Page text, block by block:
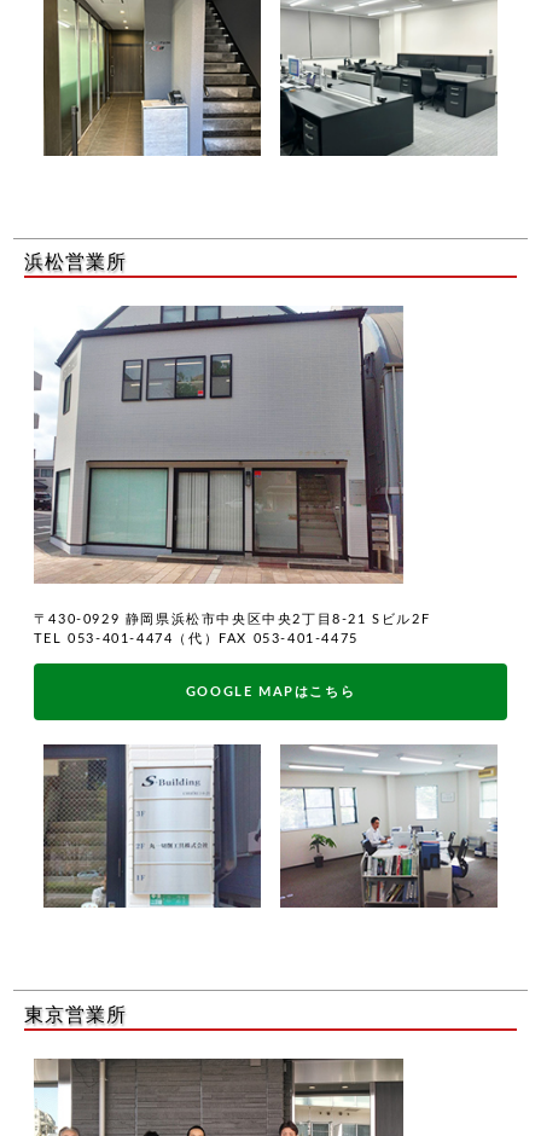
浜松営業所
〒430-0929 静岡県浜松市中央区中央2丁目8-21 Sビル2F
TEL 053-401-4474（代）FAX 053-401-4475
GOOGLE MAPはこちら
東京営業所